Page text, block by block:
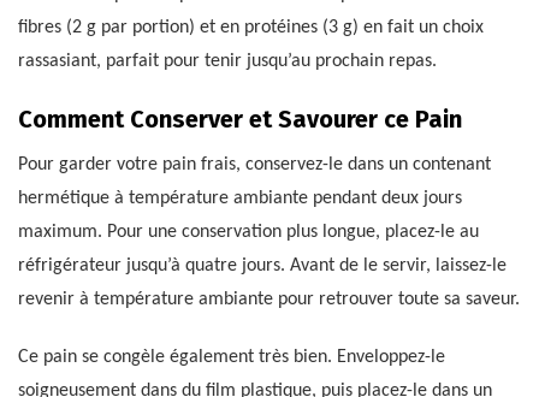
fibres (2 g par portion) et en protéines (3 g) en fait un choix
rassasiant, parfait pour tenir jusqu’au prochain repas.
Comment Conserver et Savourer ce Pain
Pour garder votre pain frais, conservez-le dans un contenant
hermétique à température ambiante pendant deux jours
maximum. Pour une conservation plus longue, placez-le au
réfrigérateur jusqu’à quatre jours. Avant de le servir, laissez-le
revenir à température ambiante pour retrouver toute sa saveur.
Ce pain se congèle également très bien. Enveloppez-le
soigneusement dans du film plastique, puis placez-le dans un